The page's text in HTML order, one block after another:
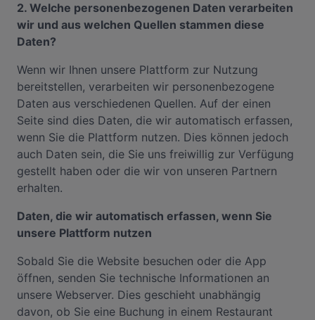
2. Welche personenbezogenen Daten verarbeiten
wir und aus welchen Quellen stammen diese
Daten?
Wenn wir Ihnen unsere Plattform zur Nutzung
bereitstellen, verarbeiten wir personenbezogene
Daten aus verschiedenen Quellen. Auf der einen
Seite sind dies Daten, die wir automatisch erfassen,
wenn Sie die Plattform nutzen. Dies können jedoch
auch Daten sein, die Sie uns freiwillig zur Verfügung
gestellt haben oder die wir von unseren Partnern
erhalten.
Daten, die wir automatisch erfassen, wenn Sie
unsere Plattform nutzen
Sobald Sie die Website besuchen oder die App
öffnen, senden Sie technische Informationen an
unsere Webserver. Dies geschieht unabhängig
davon, ob Sie eine Buchung in einem Restaurant